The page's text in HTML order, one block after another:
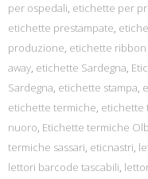
per ospedali, etichette per
etichette prestampate,
produzione, etichette ribbon
away, etichette Sardegna,
Sardegna, etichette stampa,
etichette termiche, etichette
nuoro, Etichette termiche
termiche sassari, eticnastri,
lettori barcode tascabili,